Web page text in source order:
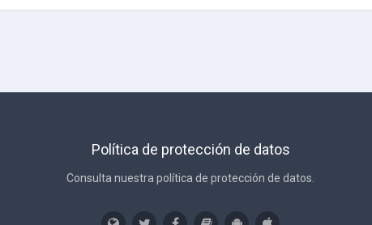
Política de protección de datos
Consulta nuestra política de protección de datos.